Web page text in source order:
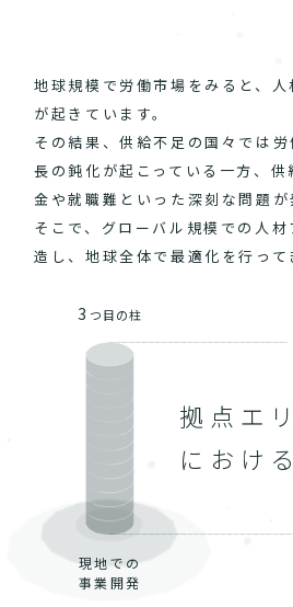
地球規模で労働市場をみると、
が起きています。
その結果、供給不足の国々では
長の鈍化が起こっている一方、
金や就職難といった深刻な問題が
そこで、グローバル規模での人
造し、地球全体で最適化を行って
3 つ目の柱
現地での
事業開発
拠点エ
におけ